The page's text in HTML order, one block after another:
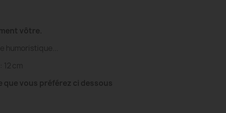
vôtre.
humoristique...
12 cm
que vous préférez ci dessous